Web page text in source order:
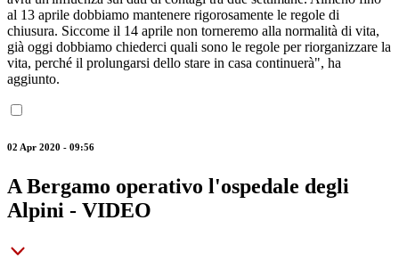
al 13 aprile dobbiamo mantenere rigorosamente le regole di
chiusura. Siccome il 14 aprile non torneremo alla normalità di vita,
già oggi dobbiamo chiederci quali sono le regole per riorganizzare la
vita, perché il prolungarsi dello stare in casa continuerà", ha
aggiunto.
02 Apr 2020 - 09:56
A Bergamo operativo l'ospedale degli
Alpini - VIDEO